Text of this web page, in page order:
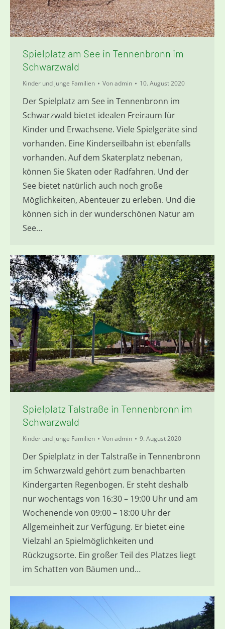
Spielplatz am See in Tennenbronn im
Schwarzwald
Kinder und junge Familien Vonadmin 10. August 2020
Der Spielplatz am See in Tennenbronn im
Schwarzwald bietet idealen Freiraum für
Kinder und Erwachsene. Viele Spielgeräte sind
vorhanden. Eine Kinderseilbahn ist ebenfalls
vorhanden. Auf dem Skaterplatz nebenan,
können Sie Skaten oder Radfahren. Und der
See bietet natürlich auch noch große
Möglichkeiten, Abenteuer zu erleben. Und die
können sich in der wunderschönen Natur am
See…
Spielplatz Talstraße in Tennenbronn im
Schwarzwald
Kinder und junge Familien Vonadmin 9. August 2020
Der Spielplatz in der Talstraße in Tennenbronn
im Schwarzwald gehört zum benachbarten
Kindergarten Regenbogen. Er steht deshalb
nur wochentags von 16:30 – 19:00 Uhr und am
Wochenende von 09:00 – 18:00 Uhr der
Allgemeinheit zur Verfügung. Er bietet eine
Vielzahl an Spielmöglichkeiten und
Rückzugsorte. Ein großer Teil des Platzes liegt
im Schatten von Bäumen und…